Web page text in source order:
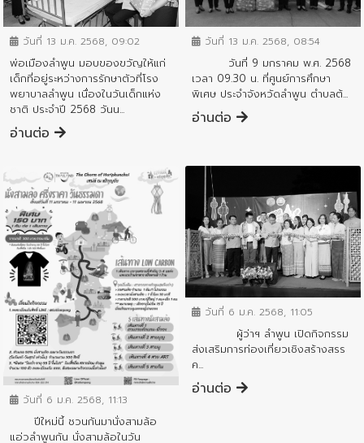
ข่าวประชาสัมพันธ์
วันที่ 13 ม.ค. 2568, 09:02
พ่อเมืองลำพูน มอบของขวัญให้แก่
เด็กที่อยู่ระหว่างการรักษาตัวที่โรง
พยาบาลลำพูน เนื่องในวันเด็กแห่ง
ชาติ ประจำปี 2568 วันน...
อ่านต่อ
ข่าวประชาสัมพันธ์
วันที่ 13 ม.ค. 2568, 08:54
วันที่ 9 มกราคม พ.ศ. 2568
เวลา 09.30 น. ที่ศูนย์การศึกษา
พิเศษ ประจำจังหวัดลำพูน ตำบลต้...
อ่านต่อ
ข่าวประชาสัมพันธ์
วันที่ 6 ม.ค. 2568, 11:13
ปีใหม่นี้ ชวนกันมานั่งสามล้อ
แอ่วลำพูนกัน นั่งสามล้อในวัน
ข่าวประชาสัมพันธ์
วันที่ 6 ม.ค. 2568, 11:05
ผู้ว่าฯ ลำพูน เปิดกิจกรรม
ส่งเสริมการท่องเที่ยวเชิงสร้างสรร
ค...
อ่านต่อ